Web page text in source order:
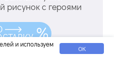
рисунок с героями
и используем
ОК